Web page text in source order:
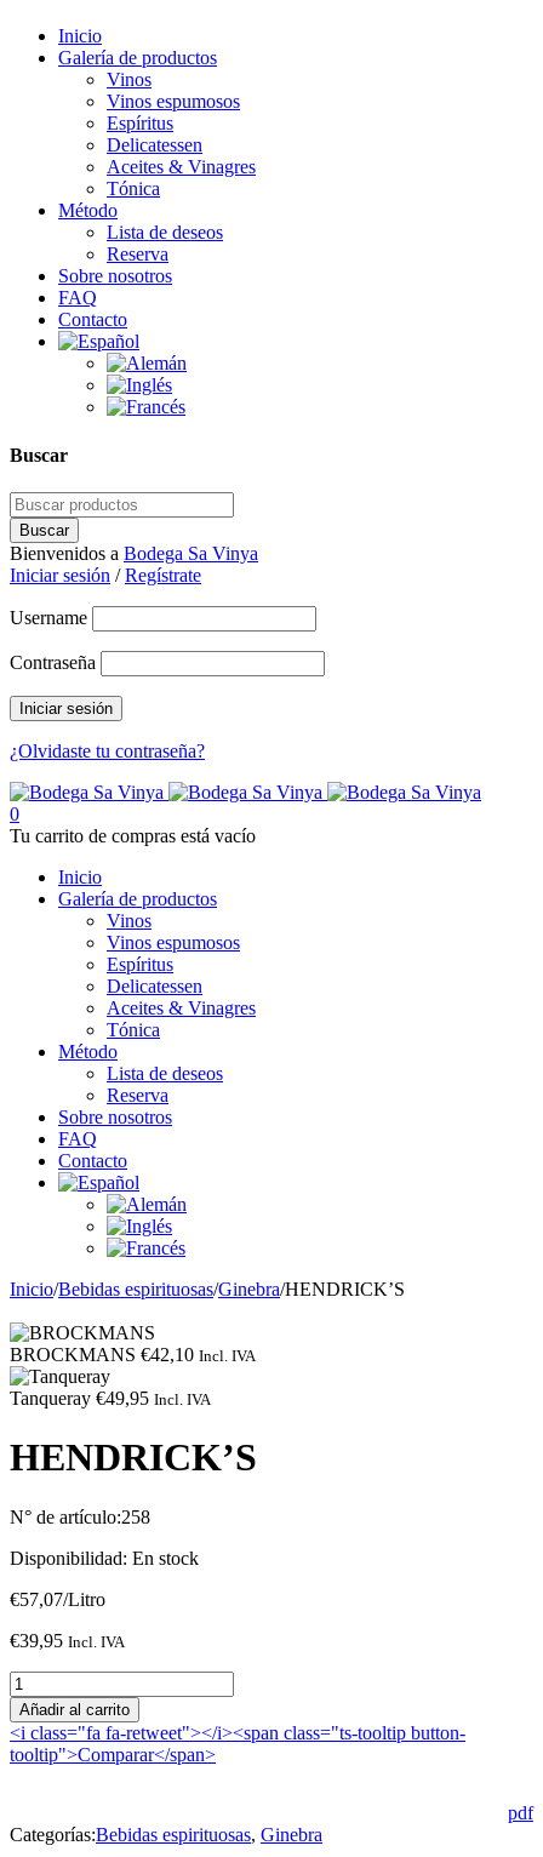
Inicio
Galería de productos
Vinos
Vinos espumosos
Espíritus
Delicatessen
Aceites & Vinagres
Tónica
Método
Lista de deseos
Reserva
Sobre nosotros
FAQ
Contacto
Buscar
Bienvenidos a Bodega Sa Vinya
Iniciar sesión /Regístrate
Username
Contraseña
¿Olvidaste tu contraseña?
0
Tu carrito de compras está vacío
Inicio
Galería de productos
Vinos
Vinos espumosos
Espíritus
Delicatessen
Aceites & Vinagres
Tónica
Método
Lista de deseos
Reserva
Sobre nosotros
FAQ
Contacto
Inicio/Bebidas espirituosas/Ginebra/HENDRICK’S
BROCKMANS €42,10 Incl. IVA
Tanqueray €49,95 Incl. IVA
HENDRICK’S
N° de artículo:258
Disponibilidad: En stock
€57,07/Litro
€39,95 Incl. IVA
HENDRICK'S
cantidad
Añadir al carrito
<i class="fa fa-retweet"></i><span class="ts-tooltip button-
tooltip">Comparar</span>
pdf
Categorías:Bebidas espirituosas, Ginebra